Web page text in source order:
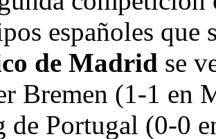
españoles
de Madrid se
Bremen (1-1 en
de Portugal (0-0